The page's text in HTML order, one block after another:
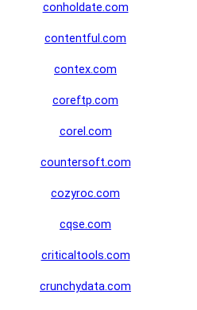
conholdate.com
contentful.com
contex.com
coreftp.com
corel.com
countersoft.com
cozyroc.com
cqse.com
criticaltools.com
crunchydata.com